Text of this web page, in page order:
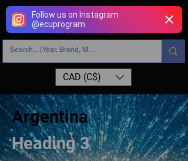
Follow us on Instagram
@ecuprogram
CAD (C$)
Argentina
Heading 3